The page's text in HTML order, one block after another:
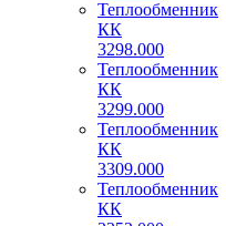
Теплообменник
КК
3298.000
Теплообменник
КК
3299.000
Теплообменник
КК
3309.000
Теплообменник
КК